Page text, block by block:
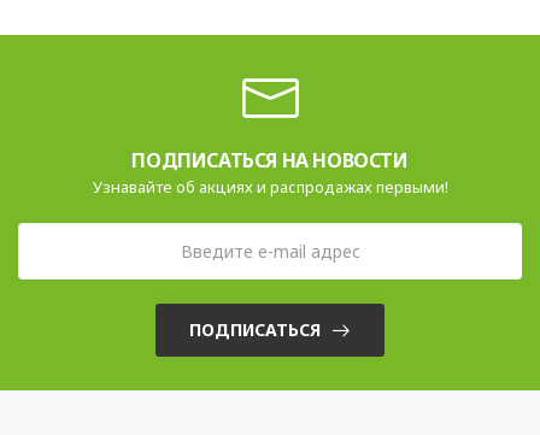
ПОДПИСАТЬСЯ НА НОВОСТИ
Узнавайте об акциях и распродажах первыми!
ПОДПИСАТЬСЯ